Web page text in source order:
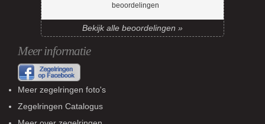
beoordelingen
Bekijk alle beoordelingen »
Meer informatie
Meer zegelringen foto's
Zegelringen Catalogus